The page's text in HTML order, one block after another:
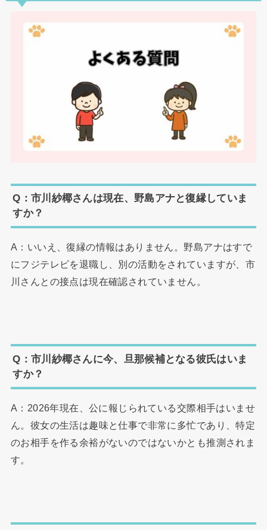
Q：市川紗椰さんは現在、野島アナと復縁していま
すか？
A：いいえ、復縁の情報はありません。野島アナはすで
にフジテレビを退職し、別の活動をされていますが、市
川さんとの接点は現在確認されていません。
Q：市川紗椰さんに今、旦那候補となる彼氏はいま
すか？
A：2026年現在、公に報じられている交際相手はいませ
ん。彼女の生活は趣味と仕事で非常に多忙であり、特定
のお相手を作る余裕がないのではないかとも推測されま
す。